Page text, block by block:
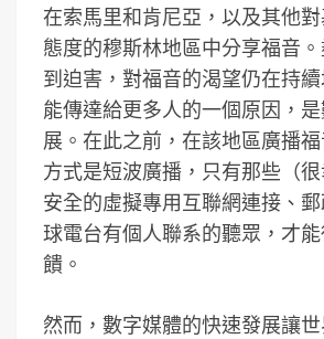
在索馬里和肯尼亞，以及其他
態度的穆斯林地區中分享福音
到迫害，對福音的渴望仍在持
能傳達給更多人的一個原因，
展。在此之前，在該地區廣播
方式是短波廣播，只有那些（
安全的虛擬專用互聯網連接、
球電台有個人聯系的聽眾，才
饋。
然而，數字媒體的快速發展讓